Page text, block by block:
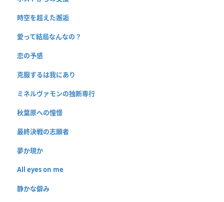
時空を超えた邂逅
愛って結局なんなの？
恋の予感
克服するは我にあり
ミネルヴァモンの独断専行
秋葉原への憧憬
最終決戦の志願者
夢か現か
All eyes on me
静かな僻み